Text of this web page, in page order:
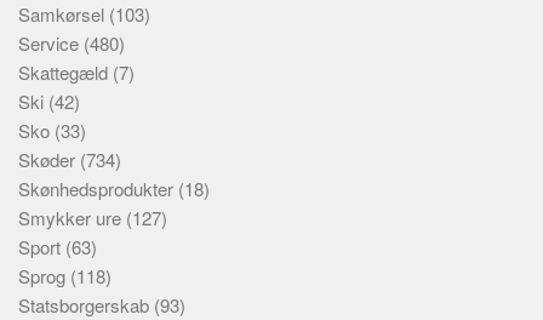
Samkørsel (103)
Service (480)
Skattegæld (7)
Ski (42)
Sko (33)
Skøder (734)
Skønhedsprodukter (18)
Smykker ure (127)
Sport (63)
Sprog (118)
Statsborgerskab (93)